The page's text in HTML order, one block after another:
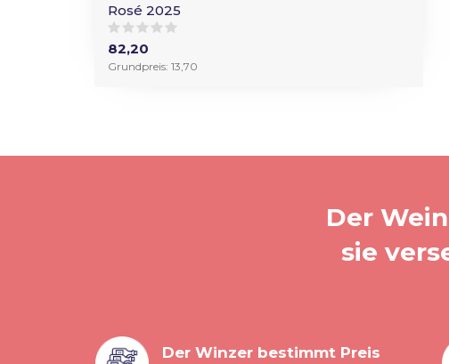
Rosé 2025
82,20
Grundpreis: 13,70
Der
sie
Der Winzer bestimmt Preis